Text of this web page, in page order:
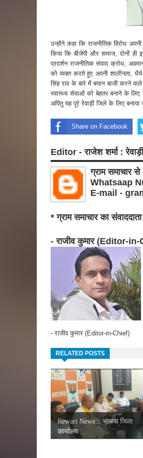
उन्होंने कहा कि राजनीतिक विरोध
किया कि बीजेपी और समाज, दोनों ही
प्रदर्शन राजनीतिक संवाद क्रोध,
को व्यक्त करते हुए अपनी शालीनता,
सिंह राव के बारे में बयान बाजी करने
स्वास्थ्य सेवाओं को बेहतर बनाने के लिए
अपितु यह पूरे रेवाड़ी जिले के लिए बनाया
Share on Facebook
Editor - राजेश शर्मा : रेवाड़ी
ग्राम
Whatsaap
E-mail -
* ग्राम समाचार का
- राजीव कुमार (Editor-
- राजीव कुमार (Editor-in-Chief)
RELATED POSTS
Rewari News :: भाजपा जिला
कार्यालय ...